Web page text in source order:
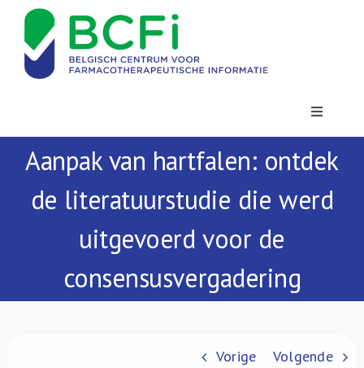
content
Toggle
Nieuws
Publicaties
Aanpak van hartfalen: ontdek
de literatuurstudie die werd
uitgevoerd voor de
consensusvergadering
Vorige Volgende